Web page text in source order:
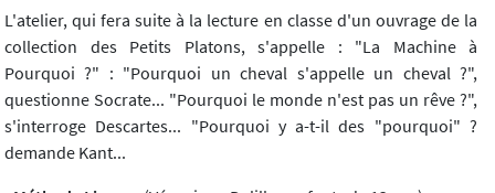
L'atelier, qui fera suite à la lecture en classe d'un ouvrage de la
collection des Petits Platons, s'appelle : "La Machine à
Pourquoi ?" : "Pourquoi un cheval s'appelle un cheval ?",
questionne Socrate... "Pourquoi le monde n'est pas un rêve ?",
s'interroge Descartes... "Pourquoi y a-t-il des "pourquoi" ?
demande Kant...